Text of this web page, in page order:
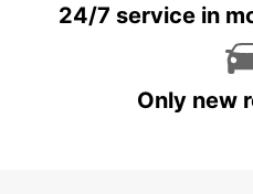
24/7 service in
Only new